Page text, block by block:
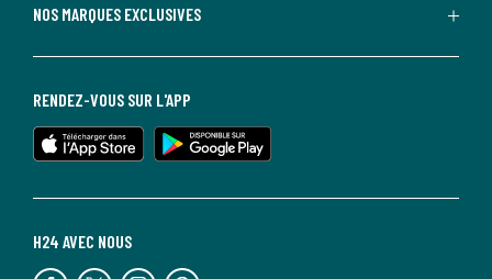
NOS MARQUES EXCLUSIVES
H24 AVEC NOUS
RENDEZ-VOUS SUR L'APP